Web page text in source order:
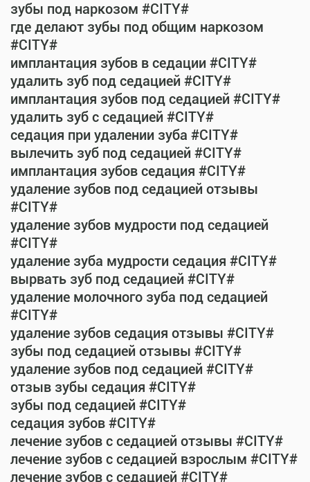
зубы под наркозом #CITY#
где делают зубы под общим наркозом
#CITY#
имплантация зубов в седации #CITY#
удалить зуб под седацией #CITY#
имплантация зубов под седацией #CITY#
удалить зуб с седацией #CITY#
седация при удалении зуба #CITY#
вылечить зуб под седацией #CITY#
имплантация зубов седация #CITY#
удаление зубов под седацией отзывы
#CITY#
удаление зубов мудрости под седацией
#CITY#
удаление зуба мудрости седация #CITY#
вырвать зуб под седацией #CITY#
удаление молочного зуба под седацией
#CITY#
удаление зубов седация отзывы #CITY#
зубы под седацией отзывы #CITY#
удаление зубов под седацией #CITY#
отзыв зубы седация #CITY#
зубы под седацией #CITY#
седация зубов #CITY#
лечение зубов с седацией отзывы #CITY#
лечение зубов с седацией взрослым #CITY#
лечение зубов с седацией #CITY#